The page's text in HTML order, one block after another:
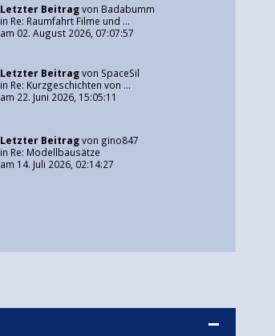
Letzter Beitragvon Badabumm
in Re: Raumfahrt Filme und ...
am 02. August 2026, 07:07:57
Letzter Beitragvon SpaceSil
in Re: Kurzgeschichten von ...
am 22. Juni 2026, 15:05:11
Letzter Beitragvon gino847
in Re: Modellbausätze
am 14. Juli 2026, 02:14:27